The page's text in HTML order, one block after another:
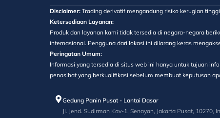
Disclaimer: Trading derivatif mengandung risiko kerugian
Ketersediaan Layanan:
Produk dan layanan kami tidak tersedia di negara-negara
internasional. Pengguna dari lokasi ini dilarang keras
Peringatan Umum:
Informasi yang tersedia di situs web ini hanya untuk tujuan
penasihat yang berkualifikasi sebelum membuat keputusan
Gedung Panin Pusat - Lantai Dasar
Jl. Jend. Sudirman Kav-1, Senayan, Jakarta Pusat, 10270,